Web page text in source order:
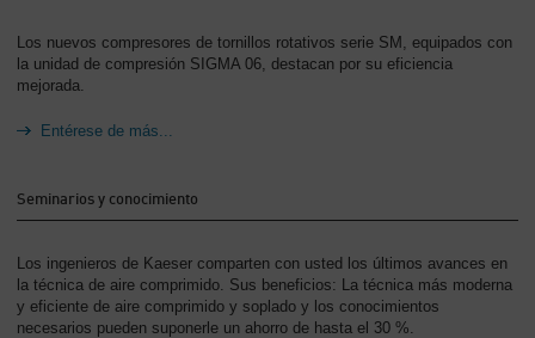
Los nuevos compresores de tornillos rotativos serie SM, equipados con
la unidad de compresión SIGMA 06, destacan por su eficiencia
mejorada.
Entérese de más...
Seminarios y conocimiento
Los ingenieros de Kaeser comparten con usted los últimos avances en
la técnica de aire comprimido. Sus beneficios: La técnica más moderna
y eficiente de aire comprimido y soplado y los conocimientos
necesarios pueden suponerle un ahorro de hasta el 30 %.